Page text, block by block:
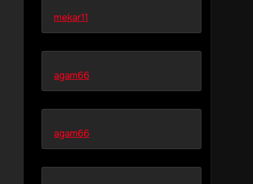
mekar11
agam66
agam66